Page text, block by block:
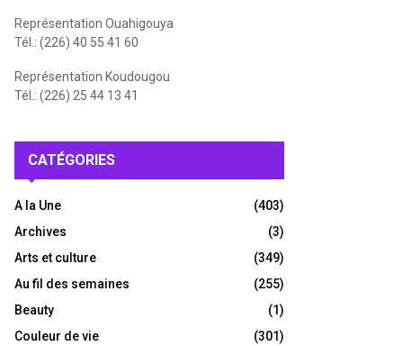
Représentation Ouahigouya
Tél.: (226) 40 55 41 60
Représentation Koudougou
Tél.: (226) 25 44 13 41
CATÉGORIES
A la Une
(403)
Archives
(3)
Arts et culture
(349)
Au fil des semaines
(255)
Beauty
(1)
Couleur de vie
(301)